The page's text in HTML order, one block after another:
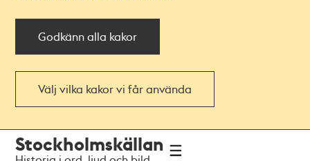
Godkänn alla kakor
Välj vilka kakor vi får använda
navigationen
huvudinnehållet
Stockholmskällan